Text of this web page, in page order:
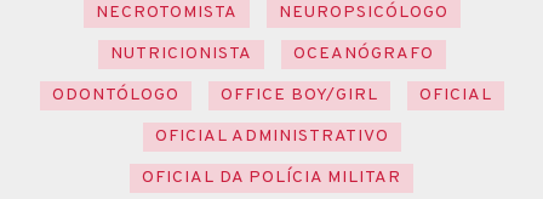
NECROTOMISTA
NEUROPSICÓLOGO
NUTRICIONISTA
OCEANÓGRAFO
ODONTÓLOGO
OFFICE BOY/GIRL
OFICIAL
OFICIAL ADMINISTRATIVO
OFICIAL DA POLÍCIA MILITAR